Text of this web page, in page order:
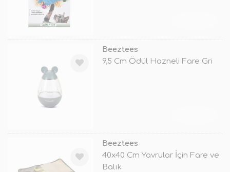
Beeztees
9,5 Cm Ödül Hazneli Fare Gri
Beeztees
40x40 Cm Yavrular İçin Fare ve
Balık